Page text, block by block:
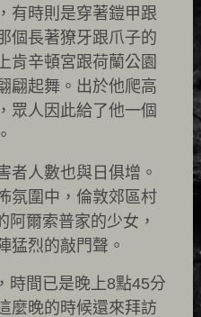
有時則是穿著鎧甲跟
個長著獠牙跟爪子的
肯辛頓宮跟荷蘭公園
翩起舞。出於他爬高
眾人因此給了他一個
者人數也與日俱增。
氛圍中，倫敦郊區村
阿爾索普家的少女，
猛烈的敲門聲。
時間已是晚上8點45分
麼晚的時候還來拜訪